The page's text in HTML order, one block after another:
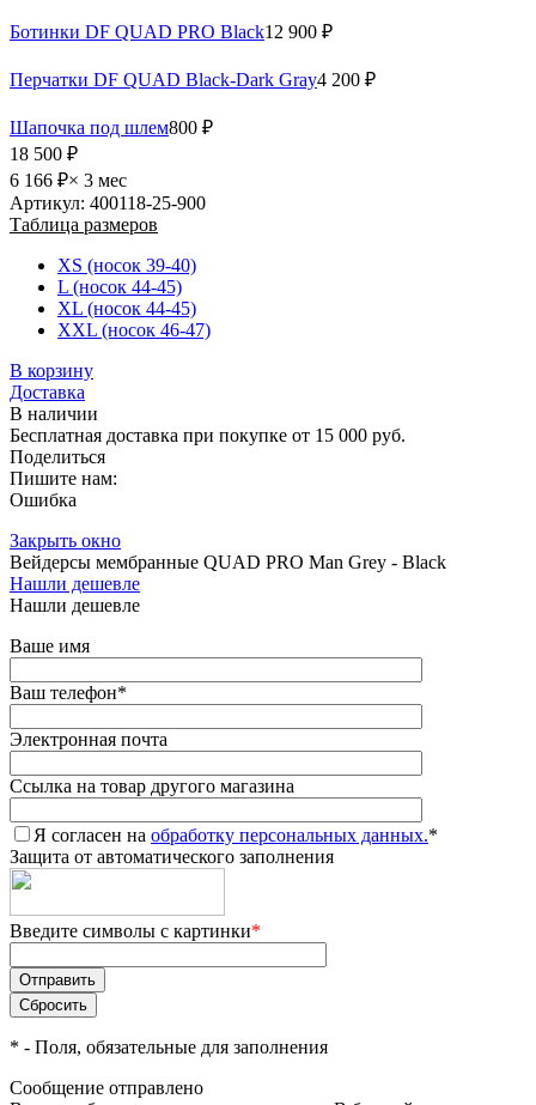
Ботинки DF QUAD PRO Black12 900 ₽
Перчатки DF QUAD Black-Dark Gray4 200 ₽
Шапочка под шлем800 ₽
18 500 ₽
6 166 ₽× 3 мес
Артикул: 400118-25-900
Таблица размеров
XS (носок 39-40)
L (носок 44-45)
XL (носок 44-45)
XXL (носок 46-47)
В корзину
Доставка
В наличии
Бесплатная доставка при покупке от 15 000 руб.
Поделиться
Пишите нам:
Ошибка
Закрыть окно
Вейдерсы мембранные QUAD PRO Man Grey - Black
Нашли дешевле
Нашли дешевле
Ваше имя
Ваш телефон*
Электронная почта
Ссылка на товар другого магазина
Я согласен на обработку персональных данных.*
Защита от автоматического заполнения
Введите символы с картинки*
* - Поля, обязательные для заполнения
Сообщение отправлено